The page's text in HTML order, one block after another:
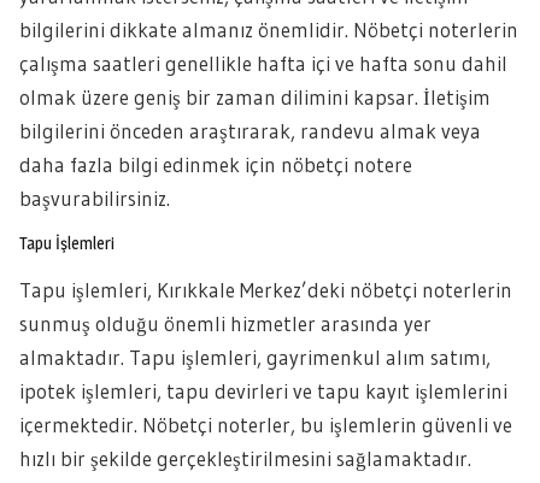
bilgilerini dikkate almanız önemlidir. Nöbetçi noterlerin
çalışma saatleri genellikle hafta içi ve hafta sonu dahil
olmak üzere geniş bir zaman dilimini kapsar. İletişim
bilgilerini önceden araştırarak, randevu almak veya
daha fazla bilgi edinmek için nöbetçi notere
başvurabilirsiniz.
Tapu İşlemleri
Tapu işlemleri, Kırıkkale Merkez’deki nöbetçi noterlerin
sunmuş olduğu önemli hizmetler arasında yer
almaktadır. Tapu işlemleri, gayrimenkul alım satımı,
ipotek işlemleri, tapu devirleri ve tapu kayıt işlemlerini
içermektedir. Nöbetçi noterler, bu işlemlerin güvenli ve
hızlı bir şekilde gerçekleştirilmesini sağlamaktadır.